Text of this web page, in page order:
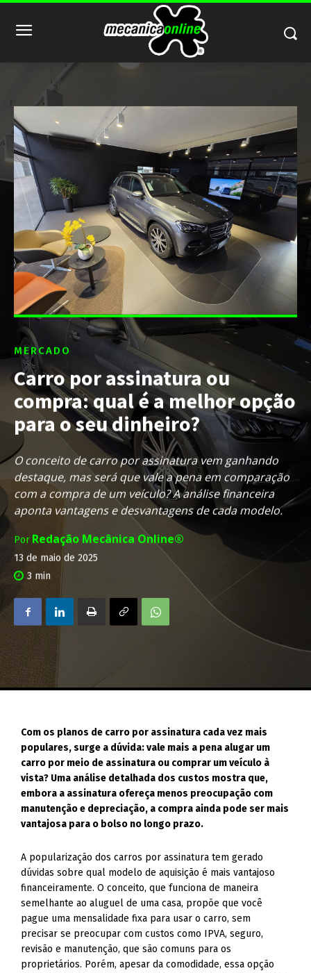
MERCADO
Carro por assinatura ou
compra: qual é a melhor opção
para o seu dinheiro?
O conceito de carro por assinatura vem ganhando
destaque, mas será que vale a pena em comparação
com a compra de um veículo? A análise financeira
aponta vantagens e desvantagens de cada modelo.
Por Redação Mecânica Online®
13 de maio de 2025
3 min
Com os planos de carro por assinatura cada vez mais
populares, surge a dúvida: vale mais a pena alugar um
carro por meio de assinatura ou comprar um veículo à
vista? Uma análise detalhada dos custos mostra que,
embora a assinatura ofereça menos preocupação com
manutenção e depreciação, a compra ainda pode ser mais
vantajosa para o bolso no longo prazo.
A popularização dos carros por assinatura tem gerado
dúvidas sobre qual modelo de aquisição é mais vantajoso
financeiramente. O conceito, que funciona de maneira
semelhante ao aluguel de uma casa, propõe que você
pague uma mensalidade fixa para usar o carro, sem
precisar se preocupar com custos como IPVA, seguro,
revisão e manutenção, que são comuns para os
proprietários. Porém, apesar da comodidade, essa opção